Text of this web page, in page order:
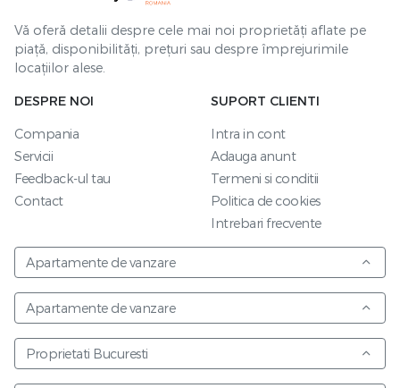
Vă oferă detalii despre cele mai noi proprietăți aflate pe
piață, disponibilități, prețuri sau despre împrejurimile
locațiilor alese.
DESPRE NOI
Compania
Servicii
Feedback-ul tau
Contact
SUPORT CLIENTI
Intra in cont
Adauga anunt
Termeni si conditii
Politica de cookies
Intrebari frecvente
Apartamente de vanzare
Apartamente de vanzare
Proprietati Bucuresti